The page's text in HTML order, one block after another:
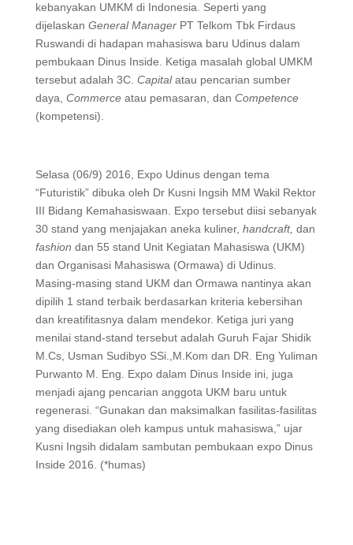
kebanyakan UMKM di Indonesia. Seperti yang
dijelaskan General ManagerPT Telkom Tbk Firdaus
Ruswandi di hadapan mahasiswa baru Udinus dalam
pembukaan Dinus Inside. Ketiga masalah global UMKM
tersebut adalah 3C. Capitalatau pencarian sumber
daya, Commerceatau pemasaran, dan Competence
(kompetensi).
Selasa (06/9) 2016, Expo Udinus dengan tema
“Futuristik” dibuka oleh Dr Kusni Ingsih MM Wakil Rektor
III Bidang Kemahasiswaan. Expo tersebut diisi sebanyak
30 stand yang menjajakan aneka kuliner, handcraft, dan
fashion dan 55 stand Unit Kegiatan Mahasiswa (UKM)
dan Organisasi Mahasiswa (Ormawa) di Udinus.
Masing-masing stand UKM dan Ormawa nantinya akan
dipilih 1 stand terbaik berdasarkan kriteria kebersihan
dan kreatifitasnya dalam mendekor. Ketiga juri yang
menilai stand-stand tersebut adalah Guruh Fajar Shidik
M.Cs, Usman Sudibyo SSi.,M.Kom dan DR. Eng Yuliman
Purwanto M. Eng. Expo dalam Dinus Inside ini, juga
menjadi ajang pencarian anggota UKM baru untuk
regenerasi. “Gunakan dan maksimalkan fasilitas-fasilitas
yang disediakan oleh kampus untuk mahasiswa,” ujar
Kusni Ingsih didalam sambutan pembukaan expo Dinus
Inside 2016. (*humas)